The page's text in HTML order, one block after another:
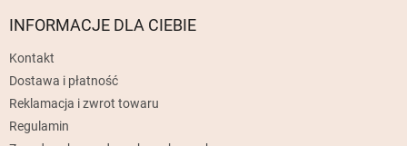
INFORMACJE DLA CIEBIE
Kontakt
Dostawa i płatność
Reklamacja i zwrot towaru
Regulamin